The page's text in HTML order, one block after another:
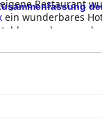
Restaurant
ein wunderbares
und